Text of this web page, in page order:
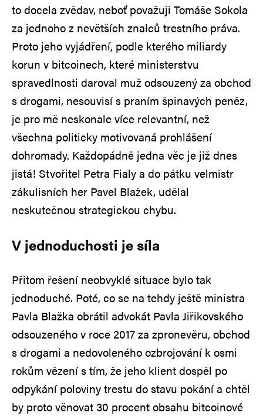
to docela zvědav, neboť považuji Tomáše Sokola
za jednoho z nevětších znalců trestního práva.
Proto jeho vyjádření, podle kterého miliardy
korun v bitcoinech, které ministerstvu
spravedlnosti daroval muž odsouzený za obchod
s drogami, nesouvisí s praním špinavých peněz,
je pro mě neskonale více relevantní, než
všechna politicky motivovaná prohlášení
dohromady. Každopádně jedna věc je již dnes
jistá! Stvořitel Petra Fialy a do pátku velmistr
zákulisních her Pavel Blažek, udělal
neskutečnou strategickou chybu.
V jednoduchosti je síla
Přitom řešení neobvyklé situace bylo tak
jednoduché. Poté, co se na tehdy ještě ministra
Pavla Blažka obrátil advokát Pavla Jiřikovského
odsouzeného v roce 2017 za zpronevěru, obchod
s drogami a nedovoleného ozbrojování k osmi
rokům vězení s tím, že jeho klient dospěl po
odpykání poloviny trestu do stavu pokání a chtěl
by proto věnovat 30 procent obsahu bitcoinové